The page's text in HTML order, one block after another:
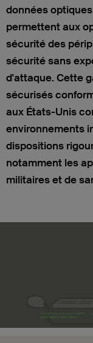
données
permettent aux
sécurité des
sécurité sans
d'attaque. Cette
sécurisés
aux États-Unis
environnements
dispositions
notamment les
militaires et de